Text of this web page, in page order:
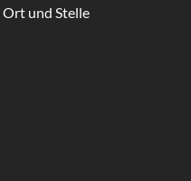
und Stelle